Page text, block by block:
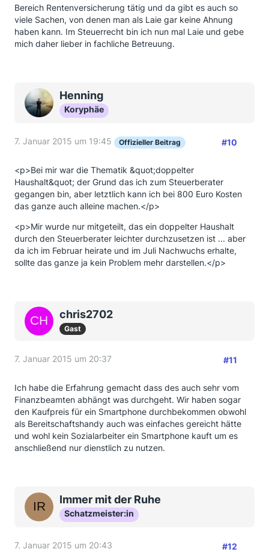
Bereich Rentenversicherung tätig und da gibt es auch so
viele Sachen, von denen man als Laie gar keine Ahnung
haben kann. Im Steuerrecht bin ich nun mal Laie und gebe
mich daher lieber in fachliche Betreuung.
Henning
Koryphäe
7. Januar 2015 um 19:45 Offizieller Beitrag #10
<p>Bei mir war die Thematik &quot;doppelter
Haushalt&quot; der Grund das ich zum Steuerberater
gegangen bin, aber letztlich kann ich bei 800 Euro Kosten
das ganze auch alleine machen.</p>
<p>Mir wurde nur mitgeteilt, das ein doppelter Haushalt
durch den Steuerberater leichter durchzusetzen ist ... aber
da ich im Februar heirate und im Juli Nachwuchs erhalte,
sollte das ganze ja kein Problem mehr darstellen.</p>
chris2702
Gast
7. Januar 2015 um 20:37 #11
Ich habe die Erfahrung gemacht dass des auch sehr vom
Finanzbeamten abhängt was durchgeht. Wir haben sogar
den Kaufpreis für ein Smartphone durchbekommen obwohl
als Bereitschaftshandy auch was einfaches gereicht hätte
und wohl kein Sozialarbeiter ein Smartphone kauft um es
anschließend nur dienstlich zu nutzen.
Immer mit der Ruhe
Schatzmeister:in
7. Januar 2015 um 20:43 #12